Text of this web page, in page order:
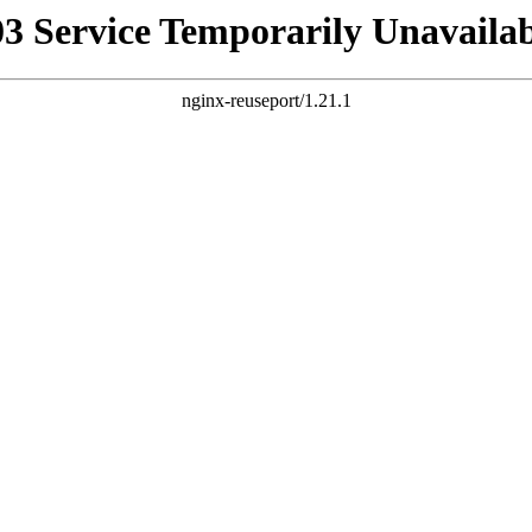
Service Temporarily
nginx-reuseport/1.21.1